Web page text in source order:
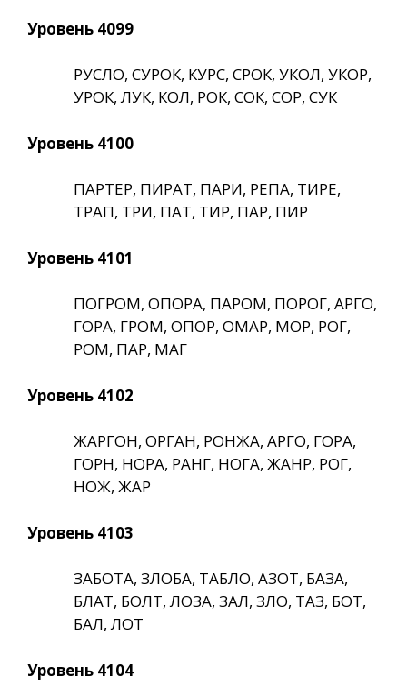
Уровень 4099
РУСЛО, СУРОК, КУРС, СРОК, УКОЛ, УКОР,
УРОК, ЛУК, КОЛ, РОК, СОК, СОР, СУК
Уровень 4100
ПАРТЕР, ПИРАТ, ПАРИ, РЕПА, ТИРЕ,
ТРАП, ТРИ, ПАТ, ТИР, ПАР, ПИР
Уровень 4101
ПОГРОМ, ОПОРА, ПАРОМ, ПОРОГ, АРГО,
ГОРА, ГРОМ, ОПОР, ОМАР, МОР, РОГ,
РОМ, ПАР, МАГ
Уровень 4102
ЖАРГОН, ОРГАН, РОНЖА, АРГО, ГОРА,
ГОРН, НОРА, РАНГ, НОГА, ЖАНР, РОГ,
НОЖ, ЖАР
Уровень 4103
ЗАБОТА, ЗЛОБА, ТАБЛО, АЗОТ, БАЗА,
БЛАТ, БОЛТ, ЛОЗА, ЗАЛ, ЗЛО, ТАЗ, БОТ,
БАЛ, ЛОТ
Уровень 4104